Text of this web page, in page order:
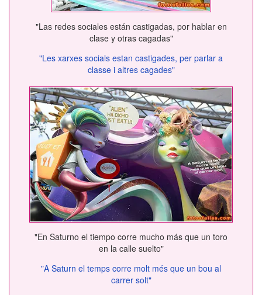
"Las redes sociales están castigadas, por hablar en
clase y otras cagadas"
"Les xarxes socials estan castigades, per parlar a
classe i altres cagades"
"En Saturno el tiempo corre mucho más que un toro
en la calle suelto"
"A Saturn el temps corre molt més que un bou al
carrer solt"